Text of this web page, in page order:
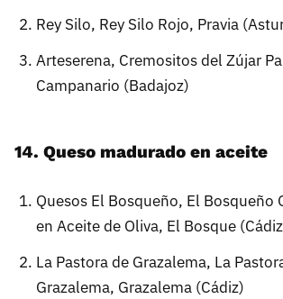
Rey Silo, Rey Silo Rojo, Pravia
Arteserena, Cremositos del Zújar
Campanario (Badajoz)
14. Queso madurado en aceite
Quesos El Bosqueño, El Bosqueño
en Aceite de Oliva, El Bosque
La Pastora de Grazalema, La
Grazalema, Grazalema (Cádiz)